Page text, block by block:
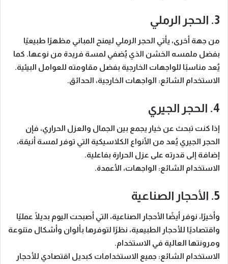
3. الحجر الرملي
من جهة أخرى، يأتي الحجر الرملي ليمنح المباني مظهرًا طبيعيًا
بفضل ملمسه الخشن الذي يُضفي لمسة فريدة من نوعها. كما
يُعد مناسبًا للواجهات الخارجية بفضل مقاومته للعوامل البيئية.
الاستخدام الشائع: الواجهات الخارجية، الحدائق.
4. الحجر الجيري
إذا كنت تبحث عن خيار يجمع بين الجمال والعزل الحراري، فإن
الحجر الجيري يُعد من الأنواع الكلاسيكية التي توفر لمسة أنيقة،
إضافة إلى قدرته على عزل الحرارة بفاعلية.
الاستخدام الشائع: الواجهات، الأعمدة.
5. الأحجار الصناعية
وأخيرًا، نوفر أيضًا الأحجار الصناعية، التي أصبحت اليوم بديلًا عمليًا
واقتصاديًا للأحجار الطبيعية، نظرًا لتوفرها بألوان وأشكال متنوعة
ومرونتها العالية في الاستخدام.
الاستخدام الشائع: جميع الاستخدامات كبديل اقتصادي للأحجار